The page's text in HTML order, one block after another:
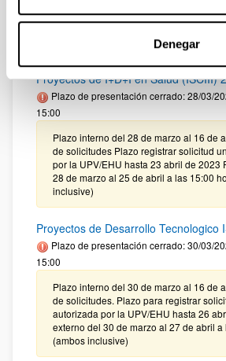
Denegar
Social, Convocatoria XXII
Plazo de presentación cerrado: 29/03/
Proyectos de I+D+I en Salud (ISCIII)
Plazo de presentación cerrado: 28/03/
15:00
Plazo interno del 28 de marzo al 16 de
de solicitudes Plazo registrar solicitud
por la UPV/EHU hasta 23 abril de 2023
28 de marzo al 25 de abril a las 15:00
inclusive)
Proyectos de Desarrollo Tecnologico
Plazo de presentación cerrado: 30/03/
15:00
Plazo interno del 30 de marzo al 16 de
de solicitudes. Plazo para registrar
autorizada por la UPV/EHU hasta 26
externo del 30 de marzo al 27 de abril
(ambos inclusive)